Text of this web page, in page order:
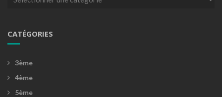
CATÉGORIES
3ème
4ème
5ème